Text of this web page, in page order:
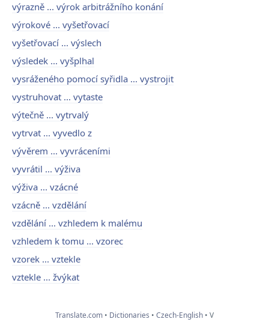
výrazně ... výrok arbitrážního konání
výrokové ... vyšetřovací
vyšetřovací ... výslech
výsledek ... vyšplhal
vysráženého pomocí syřidla ... vystrojit
vystruhovat ... vytaste
výtečně ... vytrvalý
vytrvat ... vyvedlo z
vývěrem ... vyvráceními
vyvrátil ... výživa
výživa ... vzácné
vzácně ... vzdělání
vzdělání ... vzhledem k malému
vzhledem k tomu ... vzorec
vzorek ... vztekle
vztekle ... žvýkat
Translate.com Dictionaries Czech-English V